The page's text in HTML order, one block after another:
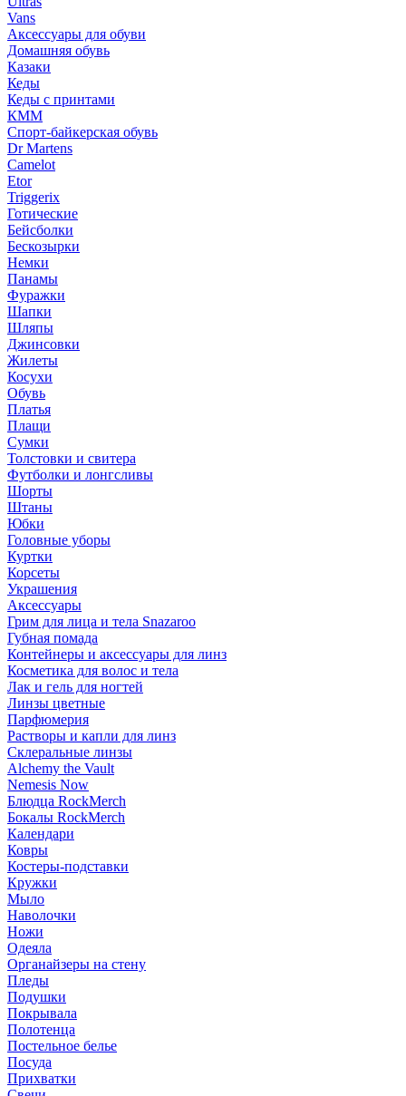
Vans
Аксессуары для обуви
Домашняя обувь
Казаки
Кеды
Кеды с принтами
КММ
Спорт-байкерская обувь
Dr Martens
Camelot
Etor
Triggerix
Готические
Бейсболки
Бескозырки
Немки
Панамы
Фуражки
Шапки
Шляпы
Джинсовки
Жилеты
Косухи
Обувь
Платья
Плащи
Сумки
Толстовки и свитера
Футболки и лонгсливы
Шорты
Штаны
Юбки
Головные уборы
Куртки
Корсеты
Украшения
Аксессуары
Грим для лица и тела Snazaroo
Губная помада
Контейнеры и аксессуары для линз
Косметика для волос и тела
Лак и гель для ногтей
Линзы цветные
Парфюмерия
Растворы и капли для линз
Склеральные линзы
Alchemy the Vault
Nemesis Now
Блюдца RockMerch
Бокалы RockMerch
Календари
Ковры
Костеры-подставки
Кружки
Мыло
Наволочки
Ножи
Одеяла
Органайзеры на стену
Пледы
Подушки
Покрывала
Полотенца
Постельное белье
Посуда
Прихватки